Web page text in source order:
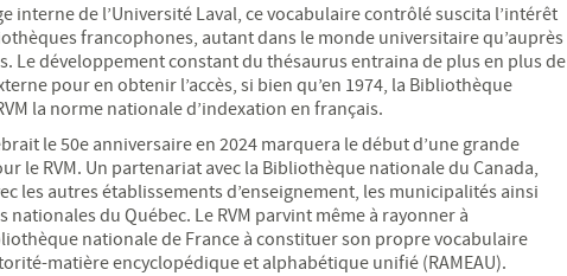
interne de l’Université Laval, ce vocabulaire contrôlé suscita l’intérêt
francophones, autant dans le monde universitaire qu’auprès
Le développement constant du thésaurus entraina de plus en plus de
pour en obtenir l’accès, si bien qu’en 1974, la Bibliothèque
la norme nationale d’indexation en français.
le 50e anniversaire en 2024 marquera le début d’une grande
le RVM. Un partenariat avec la Bibliothèque nationale du Canada,
les autres établissements d’enseignement, les municipalités ainsi
du Québec. Le RVM parvint même à rayonner à
nationale de France à constituer son propre vocabulaire
matière encyclopédique et alphabétique unifié (RAMEAU).